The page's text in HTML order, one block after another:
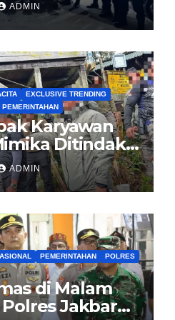
ADMIN
EXCLUSIVE TRENDING
PEMERINTAHAN
Karyawan
Ditindak
2026 di
ADMIN
PEMERINTAHAN
POLRES
di Malam
Jakbar